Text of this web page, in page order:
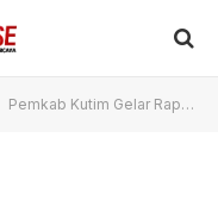
Pemkab Kutim Gelar Rapim, Selaraskan Renstra PD Dengan RPJMD